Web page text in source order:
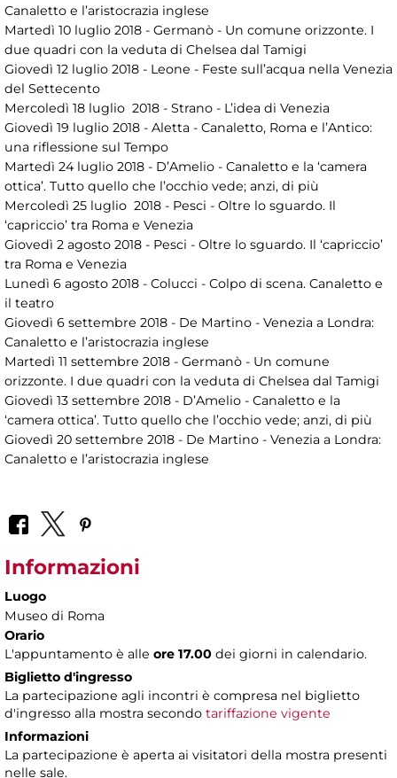
Canaletto e l’aristocrazia inglese
Martedì 10 luglio 2018 - Germanò - Un comune orizzonte. I
due quadri con la veduta di Chelsea dal Tamigi
Giovedì 12 luglio 2018 - Leone - Feste sull’acqua nella Venezia
del Settecento
Mercoledì 18 luglio 2018 - Strano - L’idea di Venezia
Giovedì 19 luglio 2018 - Aletta - Canaletto, Roma e l’Antico:
una riflessione sul Tempo
Martedì 24 luglio 2018 - D’Amelio - Canaletto e la ‘camera
ottica’. Tutto quello che l’occhio vede; anzi, di più
Mercoledì 25 luglio 2018 - Pesci - Oltre lo sguardo. Il
‘capriccio’ tra Roma e Venezia
Giovedì 2 agosto 2018 - Pesci - Oltre lo sguardo. Il ‘capriccio’
tra Roma e Venezia
Lunedì 6 agosto 2018 - Colucci - Colpo di scena. Canaletto e
il teatro
Giovedì 6 settembre 2018 - De Martino - Venezia a Londra:
Canaletto e l’aristocrazia inglese
Martedì 11 settembre 2018 - Germanò - Un comune
orizzonte. I due quadri con la veduta di Chelsea dal Tamigi
Giovedì 13 settembre 2018 - D’Amelio - Canaletto e la
‘camera ottica’. Tutto quello che l’occhio vede; anzi, di più
Giovedì 20 settembre 2018 - De Martino - Venezia a Londra:
Canaletto e l’aristocrazia inglese
Informazioni
Luogo
Museo di Roma
Orario
L'appuntamento è alle ore 17.00 dei giorni in calendario.
Biglietto d'ingresso
La partecipazione agli incontri è compresa nel biglietto
d'ingresso alla mostra secondo tariffazione vigente
Informazioni
La partecipazione è aperta ai visitatori della mostra presenti
nelle sale.